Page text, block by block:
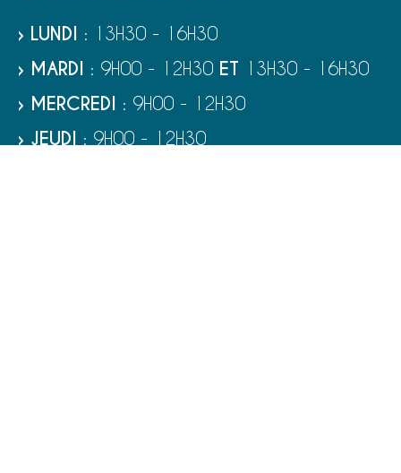
› LUNDI : 13H30 - 16H30
› MARDI : 9H00 - 12H30 ET 13H30 - 16H30
› MERCREDI : 9H00 - 12H30
› JEUDI : 9H00 - 12H30